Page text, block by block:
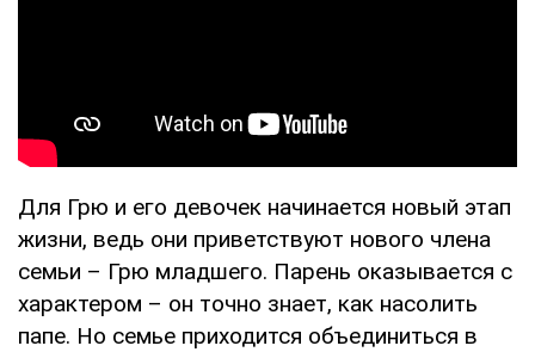
Для Грю и его девочек начинается новый этап
жизни, ведь они приветствуют нового члена
семьи – Грю младшего. Парень оказывается с
характером – он точно знает, как насолить
папе. Но семье приходится объединиться в